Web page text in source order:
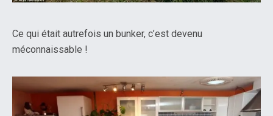
Ce qui était autrefois un bunker, c’est devenu
méconnaissable !